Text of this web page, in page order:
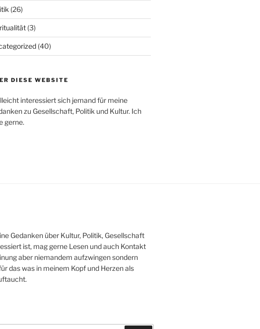
(26)
(3)
(40)
DIESE WEBSITE
interessiert sich jemand für meine
zu Gesellschaft, Politik und Kultur. Ich
gerne.
Gedanken über Kultur, Politik, Gesellschaft
ist, mag gerne Lesen und auch Kontakt
aber niemandem aufzwingen sondern
das was in meinem Kopf und Herzen als